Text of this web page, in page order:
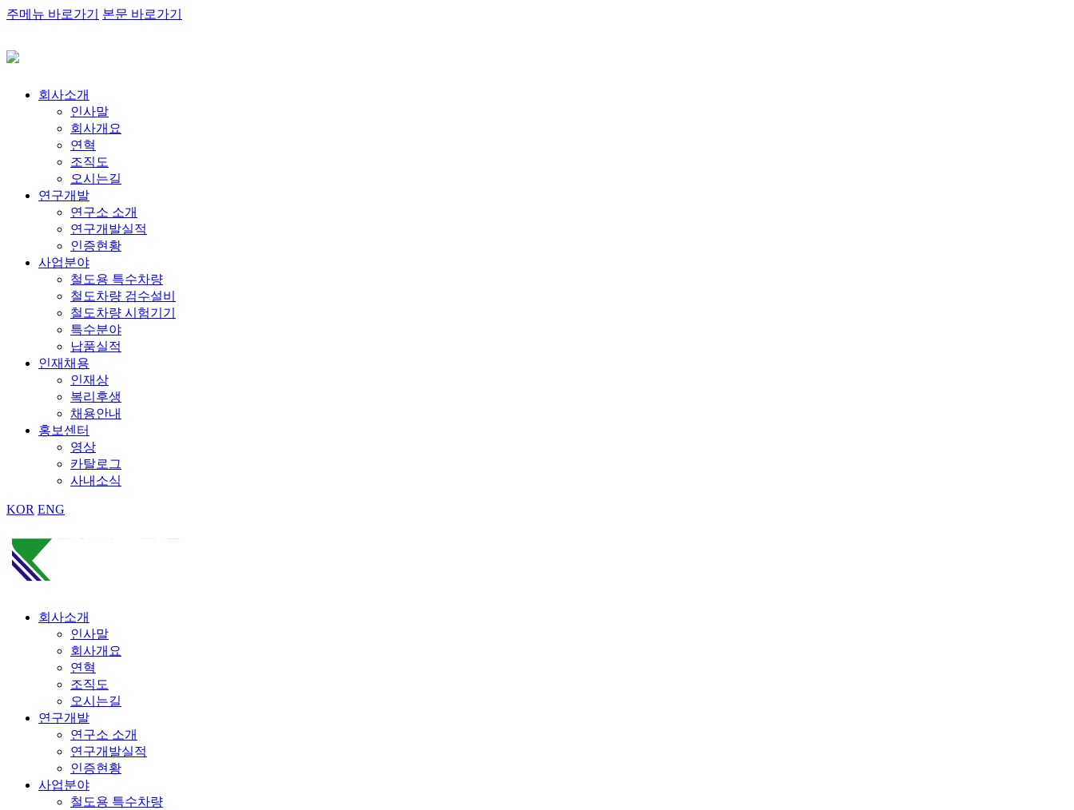
주메뉴 바로가기 본문 바로가기
회사소개
인사말
회사개요
연혁
조직도
오시는길
연구개발
연구소 소개
연구개발실적
인증현황
사업분야
철도용 특수차량
철도차량 검수설비
철도차량 시험기기
특수분야
납품실적
인재채용
인재상
복리후생
채용안내
홍보센터
영상
카탈로그
사내소식
KOR ENG
회사소개
인사말
회사개요
연혁
조직도
오시는길
연구개발
연구소 소개
연구개발실적
인증현황
사업분야
철도용 특수차량